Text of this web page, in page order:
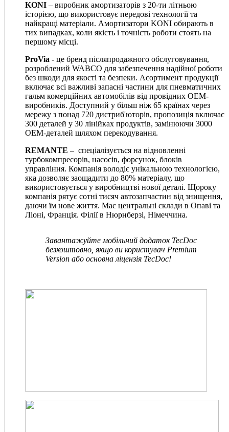
KONI – виробник амортизаторів з 20-ти літньою
історією, що використовує передові технології та
найкращі матеріали. Амортизатори KONI обирають в
тих випадках, коли якість і точність роботи стоять на
першому місці.
ProVia - це бренд післяпродажного обслуговування,
розроблений WABCO для забезпечення надійної роботи
без шкоди для якості та безпеки. Асортимент продукції
включає всі важливі запасні частини для пневматичних
гальм комерційних автомобілів від провідних OEM-
виробників. Доступний у більш ніж 65 країнах через
мережу з понад 720 дистриб'юторів, пропозиція включає
300 деталей у 30 лінійках продуктів, замінюючи 3000
OEM-деталей шляхом перекодування.
REMANTE – спеціалізується на відновленні
турбокомпресорів, насосів, форсунок, блоків
управління. Компанія володіє унікальною технологією,
яка дозволяє заощадити до 80% матеріалу, що
використовується у виробництві нової деталі. Щороку
компанія рятує сотні тисяч автозапчастин від знищення,
даючи їм нове життя. Має центральні склади в Опаві та
Ліоні, Франція. Філії в Нюрнберзі, Німеччина.
Завантажуйте мобільний додаток TecDoc
безкоштовно, якщо ви користувач Premium
Version або основна ліцензія TecDoc!